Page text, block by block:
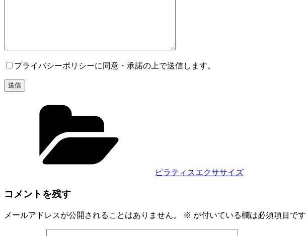
プライバシーポリシーに同意・承諾の上で送信します。
ピラティスエクササイズ
コメントを残す
メールアドレスが公開されることはありません。 ※ が付いている欄は必須項目です